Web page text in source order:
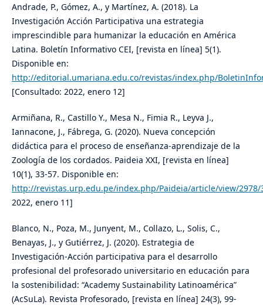
Andrade, P., Gómez, A., y Martínez, A. (2018). La
Investigación Acción Participativa una estrategia
imprescindible para humanizar la educación en América
Latina. Boletín Informativo CEI, [revista en línea] 5(1).
Disponible en:
http://editorial.umariana.edu.co/revistas/index.php/
[Consultado: 2022, enero 12]
Armiñana, R., Castillo Y., Mesa N., Fimia R., Leyva J.,
Iannacone, J., Fábrega, G. (2020). Nueva concepción
didáctica para el proceso de enseñanza-aprendizaje de la
Zoología de los cordados. Paideia XXI, [revista en línea]
10(1), 33-57. Disponible en:
http://revistas.urp.edu.pe/index.php/Paideia/article/view/2978/
2022, enero 11]
Blanco, N., Poza, M., Junyent, M., Collazo, L., Solis, C.,
Benayas, J., y Gutiérrez, J. (2020). Estrategia de
Investigación-Acción participativa para el desarrollo
profesional del profesorado universitario en educación para
la sostenibilidad: “Academy Sustainability Latinoamérica”
(AcSuLa). Revista Profesorado, [revista en línea] 24(3), 99-